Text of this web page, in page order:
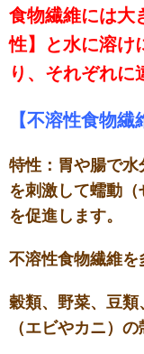
食物繊維には大
性】と水に溶け
り、それぞれに
【不溶性食物繊
特性：胃や腸で
を刺激して蠕動
を促進します。
不溶性食物繊維
穀類、野菜、豆
（エビやカニ）の